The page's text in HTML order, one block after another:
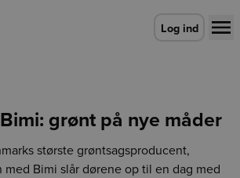
Log ind
grønt på nye måder
største grøntsagsproducent,
med Bimi slår dørene op til en dag med